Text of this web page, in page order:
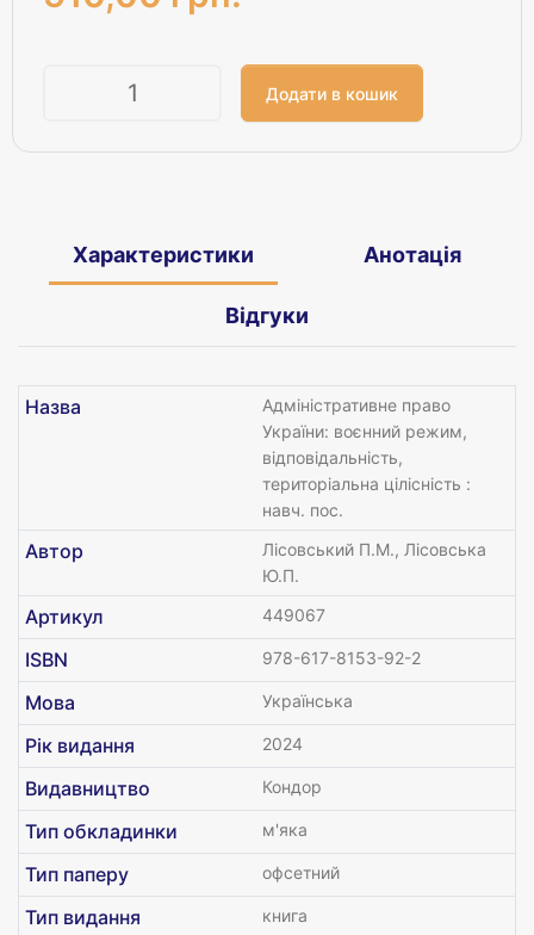
Характеристики Анотація
Відгуки
Назва
Адміністративне право
України: воєнний режим,
відповідальність,
територіальна цілісність :
навч. пос.
Автор
Лісовський П.М., Лісовська
Ю.П.
Артикул 449067
ISBN 978-617-8153-92-2
Мова Українська
Рік видання 2024
Видавництво Кондор
Тип обкладинки м'яка
Тип паперу офсетний
Тип видання книга